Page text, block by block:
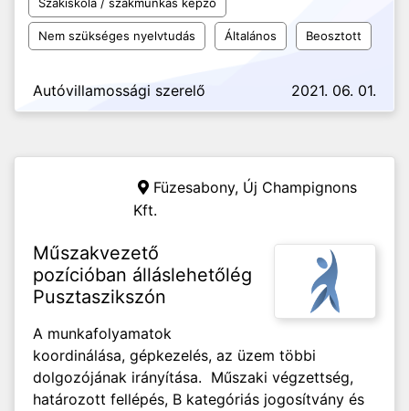
Nem szükséges nyelvtudás Általános Beosztott
Autóvillamossági szerelő 2021. 06. 01.
Füzesabony, Új Champignons
Kft.
Műszakvezető
pozícióban álláslehetőlég
Pusztaszikszón
A munkafolyamatok
koordinálása, gépkezelés, az üzem többi
dolgozójának irányítása. Műszaki végzettség,
határozott fellépés, B kategóriás jogosítvány és